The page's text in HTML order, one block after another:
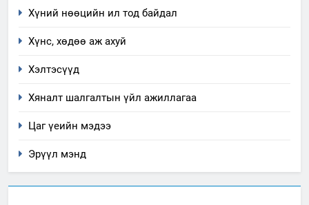
Хүний нөөцийн ил тод байдал
Хүнс, хөдөө аж ахуй
Хэлтэсүүд
Хяналт шалгалтын үйл ажиллагаа
Цаг үеийн мэдээ
Эрүүл мэнд
“БИД ИРГЭДЭЭ СОНСОЖ,